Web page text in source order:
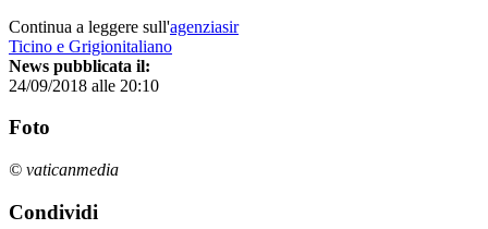
Continua a leggere sull'agenziasir
Ticino e Grigionitaliano
News pubblicata il:
24/09/2018 alle 20:10
Foto
© vaticanmedia
Condividi